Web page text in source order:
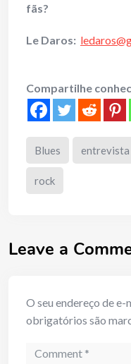
fãs?
Le Daros:
Compartilhe
Blues entrevista
rock
Leave a
O seu endereço de
obrigatórios são
Comment